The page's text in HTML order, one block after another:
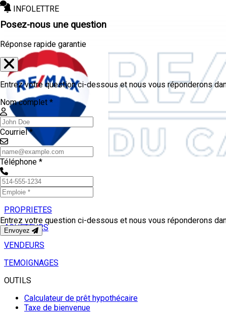
INFOLETTRE
PROPRIETES
ACHETEURS
VENDEURS
TEMOIGNAGES
OUTILS
Calculateur de prêt hypothécaire
Taxe de bienvenue
Posez-nous une question
Réponse rapide garantie
Entrez votre question ci-dessous et nous vous réponderons
Nom complet *
Courriel *
Téléphone *
Entrez votre question ci-dessous et nous vous réponderons
Envoyez